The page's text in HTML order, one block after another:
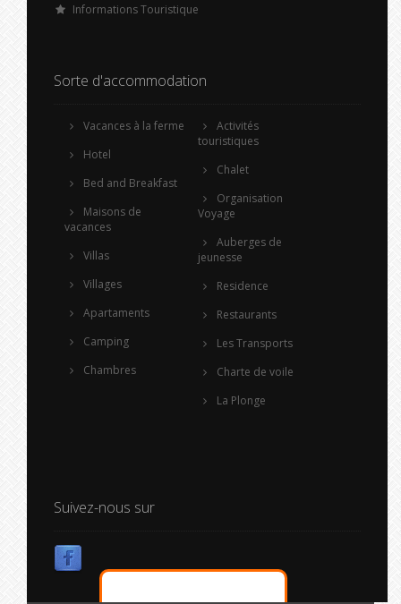
Informations Touristique
Sorte d'accommodation
Vacances à la ferme
Hotel
Bed and Breakfast
Maisons de
vacances
Villas
Villages
Apartaments
Camping
Chambres
Activités
touristiques
Chalet
Organisation
Voyage
Auberges de
jeunesse
Residence
Restaurants
Les Transports
Charte de voile
La Plonge
Suivez-nous sur